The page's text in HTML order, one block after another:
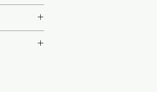
圧範囲：
12.0V 切
続/最
下
力遮断、